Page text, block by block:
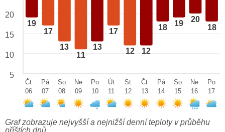
19
17
13
11
13
17
12 12
18 19 20
18
20
15
10
5
Čt
06
Pá
07
So
08
Ne
09
Po
10
Út
11
St
12
Čt
13
Pá
14
So
15
Ne
16
Po
17
Graf zobrazuje nejvyšší a nejnižší denní teploty v průběhu